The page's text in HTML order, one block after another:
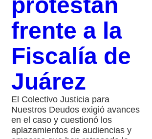
frente a la
Fiscalía de
Juárez
El Colectivo Justicia para
Nuestros Deudos exigió avances
en el caso y cuestionó los
aplazamientos de audiencias y